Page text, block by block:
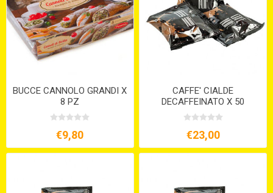
BUCCE CANNOLO GRANDI X
8 PZ
€9,80
CAFFE' CIALDE
DECAFFEINATO X 50
€23,00